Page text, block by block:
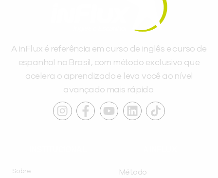
A inFlux é referência em curso de inglês e curso de
espanhol no Brasil, com método exclusivo que
acelera o aprendizado e leva você ao nível
avançado mais rápido.
Sobre
Método